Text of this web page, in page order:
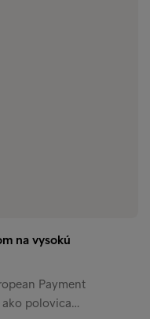
na vysokú
Payment
ako polovica…